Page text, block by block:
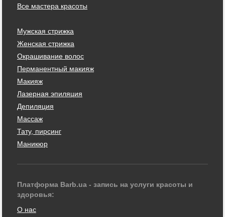
Все мастера красоты
Мужская стрижка
Женская стрижка
Окрашивание волос
Перманентный макияж
Макияж
Лазерная эпиляция
Депиляция
Массаж
Тату, пирсинг
Маникюр
Платформа Barb.ua - запись на услуги красоты и
здоровья:
О нас